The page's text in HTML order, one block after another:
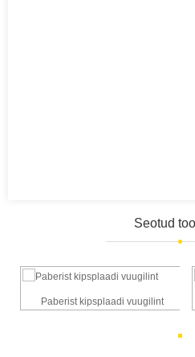
Seotud
Paberist kipsplaadi vuugilint